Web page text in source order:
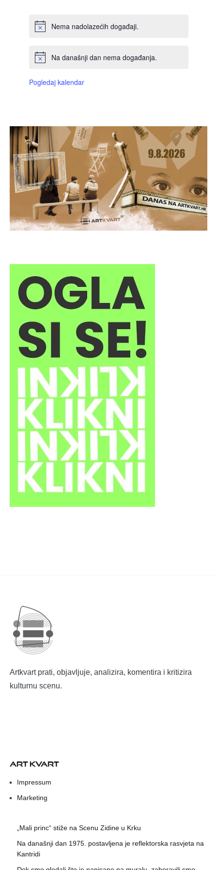
Nema nadolazećih događaji.
Na današnji dan nema događanja.
Pogledaj kalendar
Artkvart prati, objavljuje, analizira, komentira i kritizira
kulturnu scenu.
ART KVART
Impressum
Marketing
„Mali princ“ stiže na Scenu Zidine u Krku
Na današnji dan 1975. postavljena je reflektorska rasvjeta na
Kantridi